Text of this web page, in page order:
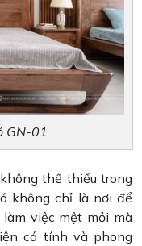
GN-01
thể thiếu trong
không chỉ là nơi để
việc mệt mỏi mà
cá tính và phong